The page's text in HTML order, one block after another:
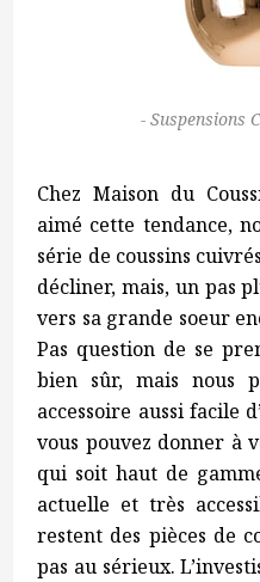
Suspensions
Chez Maison du
aimé cette tendance,
série de coussins
décliner, mais, un pas
vers sa grande soeur
Pas question de se
bien sûr, mais nous
accessoire aussi facile
vous pouvez donner à
qui soit haut de
actuelle et très
restent des pièces de
pas au sérieux.